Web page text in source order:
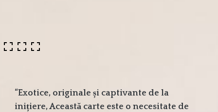
“Exotice, originale și captivante de la
inițiere, Această carte este o necesitate de